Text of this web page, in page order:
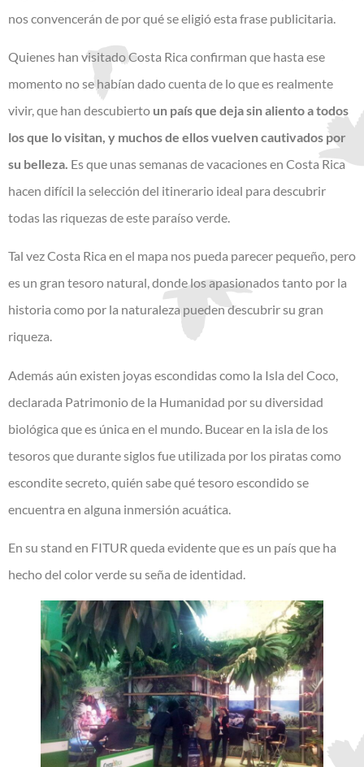
nos convencerán de por qué se eligió esta frase publicitaria.
Quienes han visitado Costa Rica confirman que hasta ese
momento no se habían dado cuenta de lo que es realmente
vivir, que han descubierto un país que deja sin aliento a todos
los que lo visitan, y muchos de ellos vuelven cautivados por
su belleza. Es que unas semanas de vacaciones en Costa Rica
hacen difícil la selección del itinerario ideal para descubrir
todas las riquezas de este paraíso verde.
Tal vez Costa Rica en el mapa nos pueda parecer pequeño, pero
es un gran tesoro natural, donde los apasionados tanto por la
historia como por la naturaleza pueden descubrir su gran
riqueza.
Además aún existen joyas escondidas como la Isla del Coco,
declarada Patrimonio de la Humanidad por su diversidad
biológica que es única en el mundo. Bucear en la isla de los
tesoros que durante siglos fue utilizada por los piratas como
escondite secreto, quién sabe qué tesoro escondido se
encuentra en alguna inmersión acuática.
En su stand en FITUR queda evidente que es un país que ha
hecho del color verde su seña de identidad.